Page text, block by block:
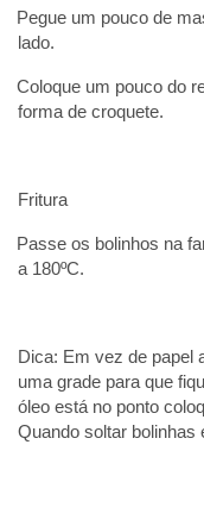
Pegue um pouco de
lado.
Coloque um pouco do
forma de croquete.
Fritura
Passe os bolinhos na
a 180ºC.
Dica: Em vez de papel
uma grade para que
óleo está no ponto
Quando soltar bolinhas